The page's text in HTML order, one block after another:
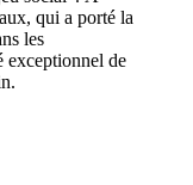
qui a porté la
les
exceptionnel de